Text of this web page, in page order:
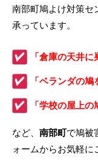
南部町鳩よけ対策セ
承っています。
「倉庫の天井
「ベランダの鳩
「学校の屋上の
など、 南部町で鳩被
ォームからお気軽に